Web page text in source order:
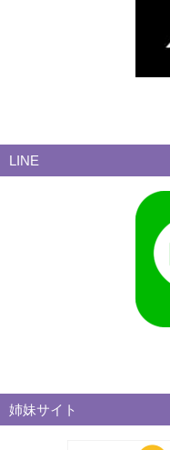
LINE
姉妹サイト